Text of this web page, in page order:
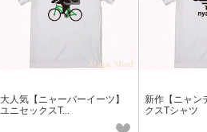
大人気【ニャーバーイーツ】
ユニセックスT...
新作【ニャン
クスTシャツ